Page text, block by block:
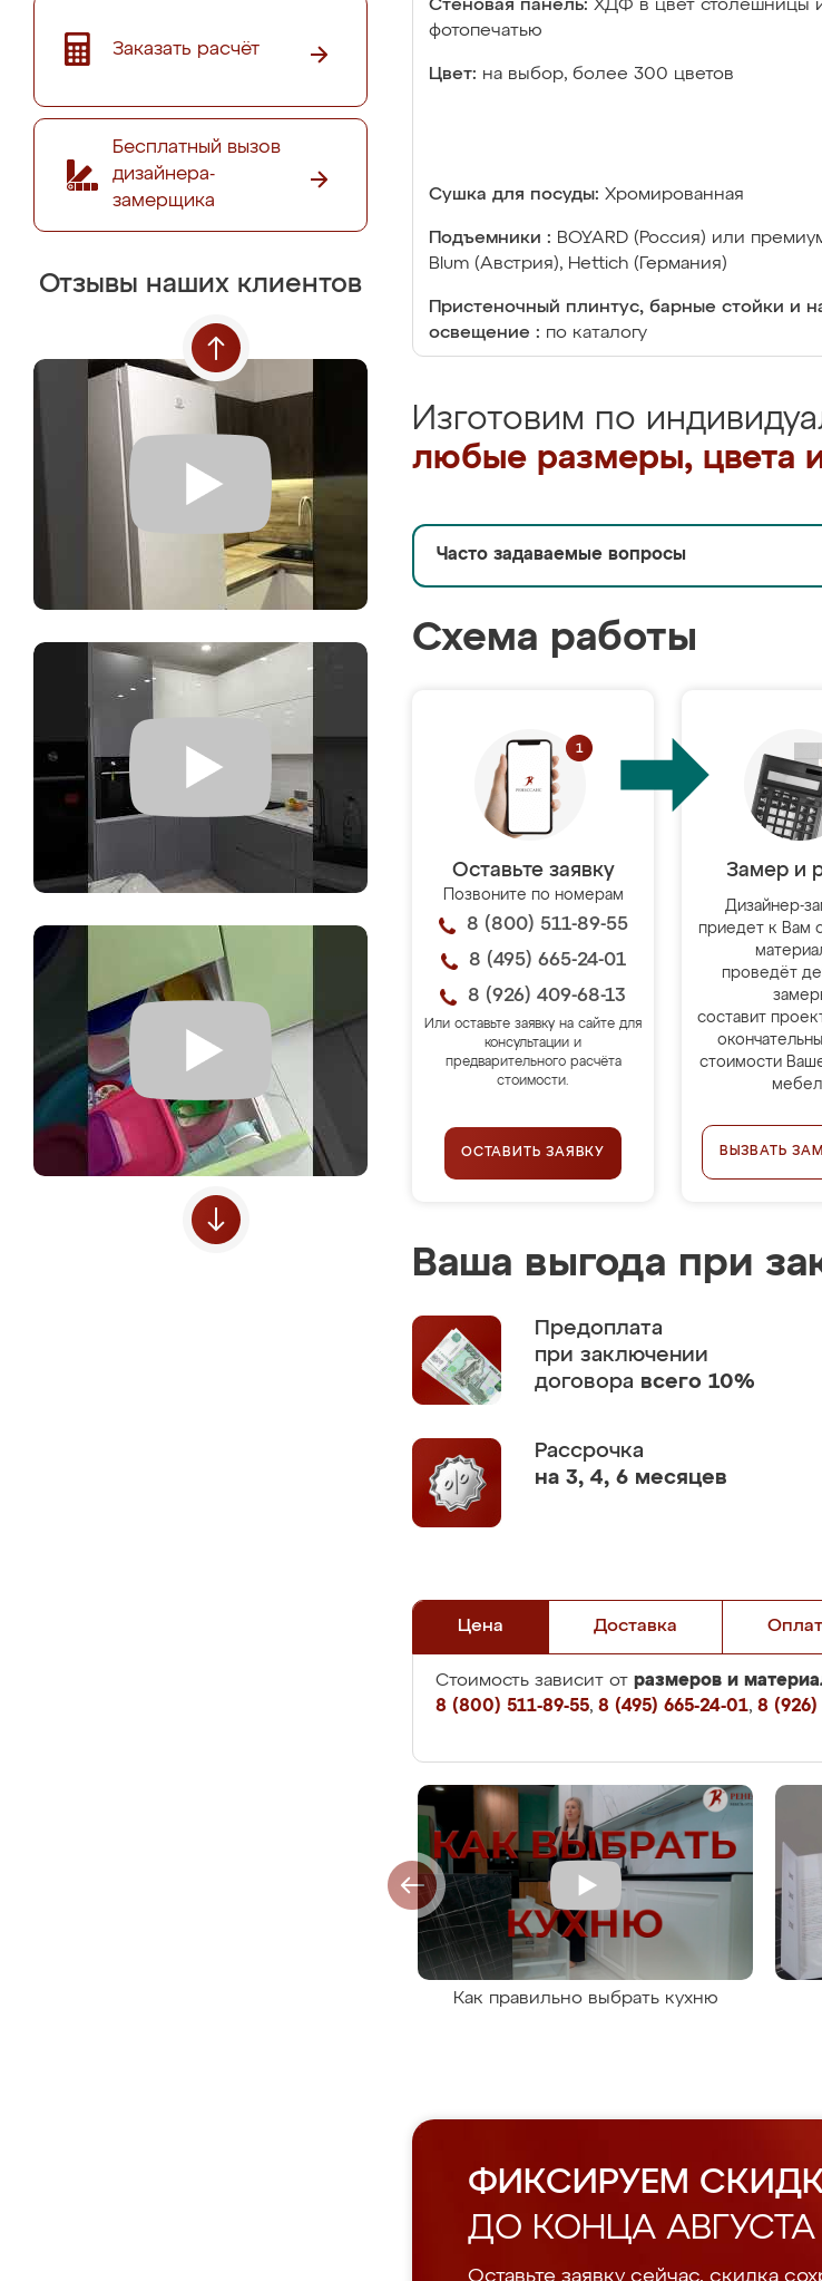
Заказать расчёт
Бесплатный вызов
дизайнера-
замерщика
Отзывы наших клиентов
Стеновая панель: ХДФ в цвет столешницы
фотопечатью
Цвет: на выбор, более 300 цветов
Сушка для посуды: Хромированная
Подъемники : BOYARD (Россия) или
Blum (Австрия), Hettich (Германия)
Пристеночный плинтус, барные стойки и
освещение : по каталогу
Изготовим по
любые размеры, цвета
Часто задаваемые вопросы
Схема работы
Оставьте заявку
Позвоните по номерам
8 (800) 511-89-55
8 (495) 665-24-01
8 (926) 409-68-13
Или оставьте заявку на сайте для
консультации и
предварительного расчёта
стоимости.
ОСТАВИТЬ ЗАЯВКУ
Замер и
Дизайнер-
приедет к Вам
проведёт
составит
стоимости
ВЫЗВАТЬ
Ваша выгода при
Предоплата
при заключении
договора всего 10%
Рассрочка
на 3, 4, 6 месяцев
Цена Доставка
Стоимость зависит от размеров и
8 (800) 511-89-55, 8 (495) 665-24-01, 8 (926)
Как правильно выбрать кухню
ФИКСИРУЕМ
ДО КОНЦА АВГУСТА
Оставьте заявку сейчас, скидка